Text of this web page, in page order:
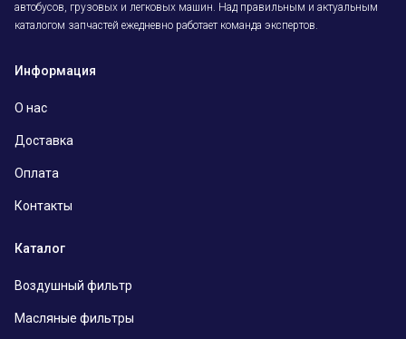
автобусов, грузовых и легковых машин. Над правильным и актуальным
каталогом запчастей ежедневно работает команда экспертов.
Информация
О нас
Доставка
Оплата
Контакты
Каталог
Воздушный фильтр
Масляные фильтры